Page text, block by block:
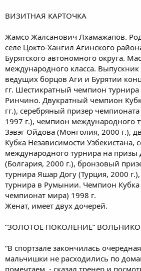
ВИЗИТНАЯ КАРТОЧКА
Жамсо Жалсанович Лхамажапов.
селе Цокто-Хангил Агинского
Бурятского автономного округа.
международного класса.
ведущих борцов Аги и Бурятии
гг. Шестикратный чемпион турнира
Ринчино. Двукратный чемпион
гг.), серебряный призер
1997 г.), чемпион международного
Зэвэг Ойдова (Монголия, 2000 г.),
Кубка Независимости Узбекистана,
международного турнира на призы
(Болгария, 2000 г.), бронзовый
турнира Яшар Догу (Турция, 2000
турнира в Румынии. Чемпион
чемпионат мира) 1998 г.
Женат, имеет двух дочерей.
“ЗОЛОТОЕ ПОКОЛЕНИЕ”
“В спортзале закончилась
мальчишки не расходились по
помечтаем, - сказал тренер и